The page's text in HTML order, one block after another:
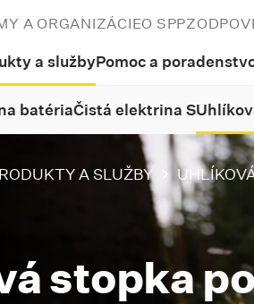
A ORGANIZÁCIEO SPP
a službyPomoc a
batériaČistá elektrina S
A SLUŽBY
stopka